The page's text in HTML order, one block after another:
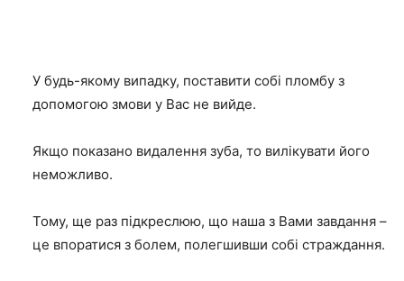
У будь-якому випадку, поставити собі пломбу з
допомогою змови у Вас не вийде.
Якщо показано видалення зуба, то вилікувати його
неможливо.
Тому, ще раз підкреслюю, що наша з Вами завдання –
це впоратися з болем, полегшивши собі страждання.